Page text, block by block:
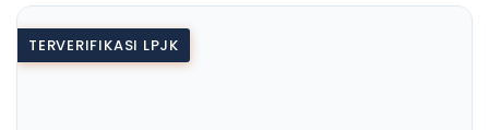
TERVERIFIKASI LPJK